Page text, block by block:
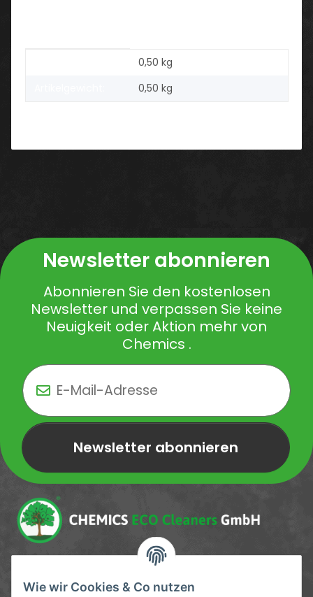
Wie wir Cookies & Co nutzen
Produkteigenschaft0,50 kg
0,50 kg
Newsletter abonnieren
Abonnieren Sie den kostenlosen
Newsletter und verpassen Sie keine
Neuigkeit oder Aktion mehr von
Chemics .
Newsletter abonnieren
Newsletter Newsletter abonnieren
Service-Hotline